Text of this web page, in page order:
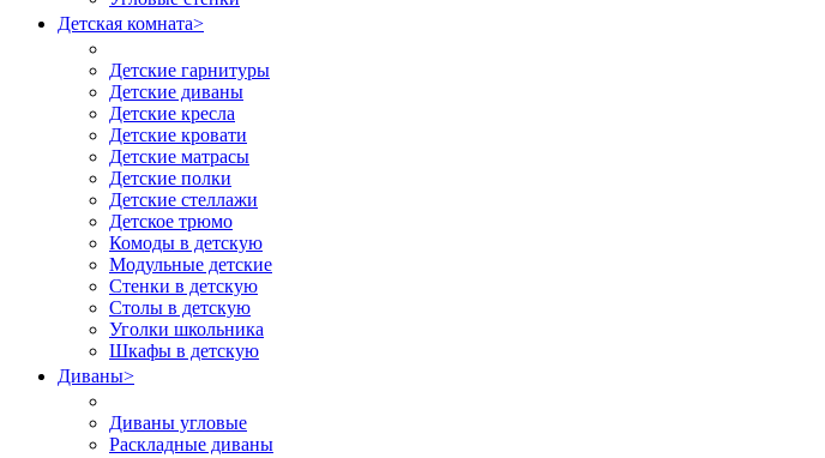
Детская комната>
Детские гарнитуры
Детские диваны
Детские кресла
Детские кровати
Детские матрасы
Детские полки
Детские стеллажи
Детское трюмо
Комоды в детскую
Модульные детские
Стенки в детскую
Столы в детскую
Уголки школьника
Шкафы в детскую
Диваны>
Диваны угловые
Раскладные диваны